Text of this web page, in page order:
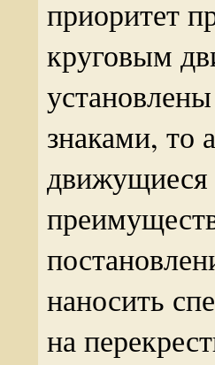
приоритет
круговым
знаками, то
наносить
на